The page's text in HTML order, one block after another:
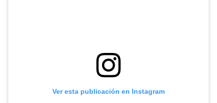
Ver esta publicación en Instagram